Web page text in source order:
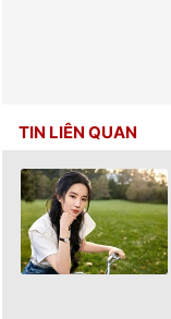
TIN LIÊN QUAN